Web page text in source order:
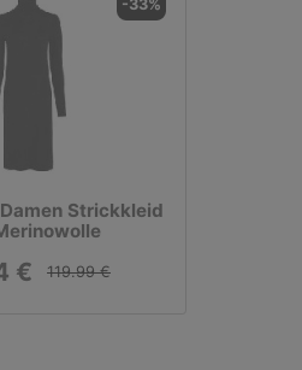
-33%
Strickkleid
€ 119.99 €